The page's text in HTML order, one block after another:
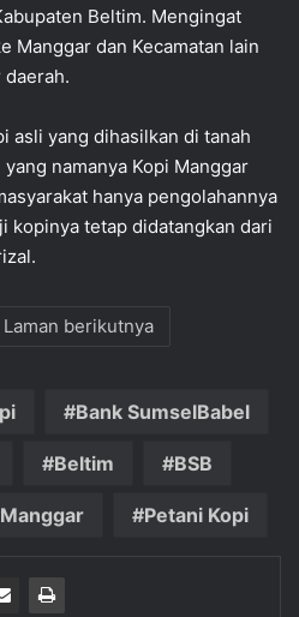
Beltim. Mengingat
Manggar dan Kecamatan lain
asli yang dihasilkan di tanah
yang namanya Kopi Manggar
hanya pengolahannya
kopinya tetap didatangkan dari
Laman berikutnya
Bank SumselBabel
Beltim BSB
Manggar Petani Kopi